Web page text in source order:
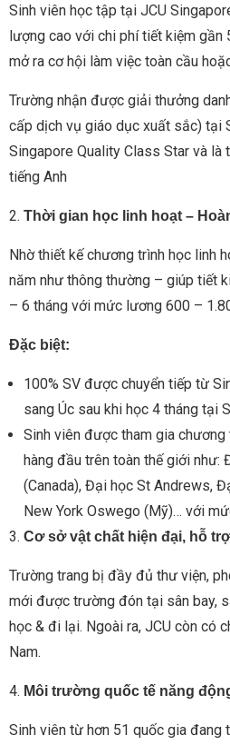
Sinh viên học tập tại JCU
lượng cao với chi phí tiết kiệm gần
mở ra cơ hội làm việc toàn cầu
Trường nhận được giải thưởng
cấp dịch vụ giáo dục xuất sắc) tại
Singapore Quality Class Star và
tiếng Anh
2. Thời gian học linh hoạt –
Nhờ thiết kế chương trình học linh
năm như thông thường – giúp tiết
– 6 tháng với mức lương 600 –
Đặc biệt:
100% SV được chuyển tiếp từ
sang Úc sau khi học 4 tháng tại
Sinh viên được tham gia
hàng đầu trên toàn thế giới như:
(Canada), Đại học St Andrews,
New York Oswego (Mỹ)… với
3. Cơ sở vật chất hiện đại, hỗ
Trường trang bị đầy đủ thư viện,
mới được trường đón tại sân bay,
học & đi lại. Ngoài ra, JCU còn có
Nam.
4. Môi trường quốc tế năng
Sinh viên từ hơn 51 quốc gia đang